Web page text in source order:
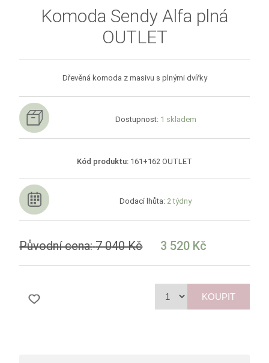
Komoda Sendy Alfa plná
OUTLET
Dřevěná komoda z masivu s plnými dvířky
Dostupnost: 1 skladem
Kód produktu: 161+162 OUTLET
Dodací lhůta: 2 týdny
Původní cena: 7 040 Kč 3 520 Kč
KOUPIT